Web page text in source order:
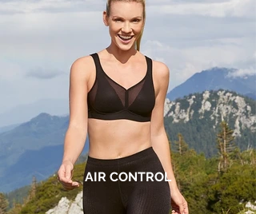
Care segmentet, men der er også nogle,
der kun findes i Care. Nedenfor viser vi de
mest relevante modeller. Klik på den
enkelte model for at se flere billeder samt
farver og størrelser. Billeder mærket med
CARE er sports-BH’er.
AIR CONTROL